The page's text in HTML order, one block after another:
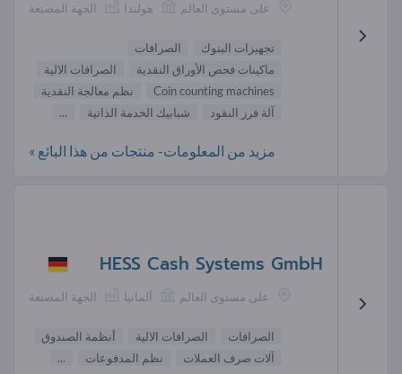
الجهة المصنعة هولندا على مستوى العالم
تجهيزات البنوك
الصرافات
ماكينات فحص الأوراق النقدية
الصرافات الالية
Coin counting machines
نظم معالجة النقدية
آلة فرز النقود
شبابيك الخدمة الذاتية ...
مزيد من المعلومات- منتجات من هذا البائع »
HESS Cash Systems GmbH
الجهة المصنعة ألمانيا على مستوى العالم
الصرافات الصرافات الالية
أنظمة الصندوق
آلات صرف العملات
نظم المدفوعات ...